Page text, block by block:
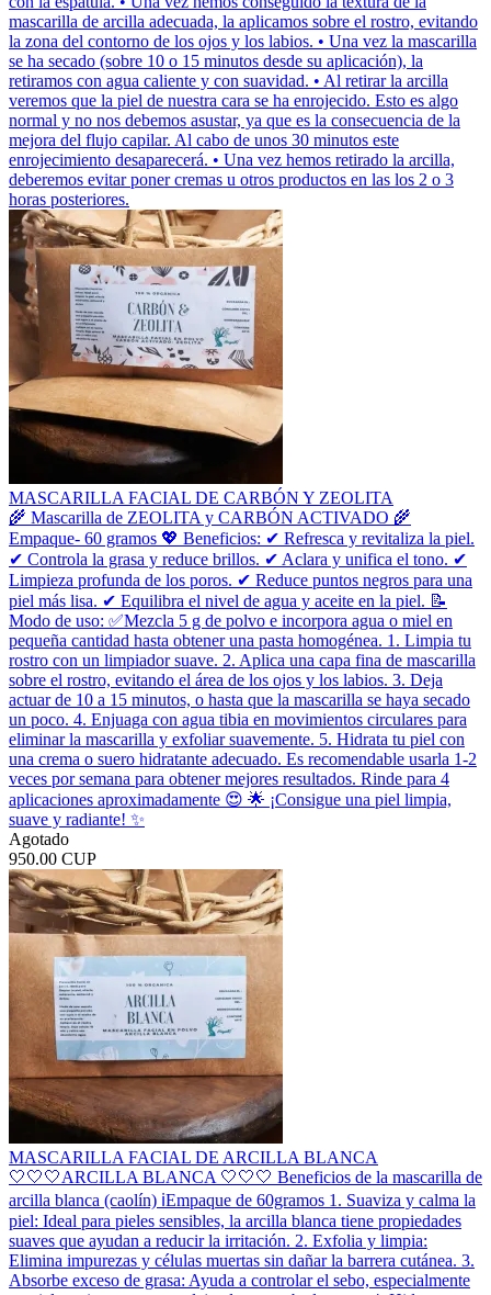
mascarilla de arcilla adecuada, la aplicamos sobre el rostro, evitando
la zona del contorno de los ojos y los labios. • Una vez la mascarilla
se ha secado (sobre 10 o 15 minutos desde su aplicación), la
retiramos con agua caliente y con suavidad. • Al retirar la arcilla
veremos que la piel de nuestra cara se ha enrojecido. Esto es algo
normal y no nos debemos asustar, ya que es la consecuencia de la
mejora del flujo capilar. Al cabo de unos 30 minutos este
enrojecimiento desaparecerá. • Una vez hemos retirado la arcilla,
deberemos evitar poner cremas u otros productos en las los 2 o 3
horas posteriores.
MASCARILLA FACIAL DE CARBÓN Y ZEOLITA
🌾 Mascarilla de ZEOLITA y CARBÓN ACTIVADO 🌾
Empaque- 60 gramos 💖 Beneficios: ✔ Refresca y revitaliza la piel.
✔ Controla la grasa y reduce brillos. ✔ Aclara y unifica el tono. ✔
Limpieza profunda de los poros. ✔ Reduce puntos negros para una
piel más lisa. ✔ Equilibra el nivel de agua y aceite en la piel. 📝
Modo de uso: ✅️Mezcla 5 g de polvo e incorpora agua o miel en
pequeña cantidad hasta obtener una pasta homogénea. 1. Limpia tu
rostro con un limpiador suave. 2. Aplica una capa fina de mascarilla
sobre el rostro, evitando el área de los ojos y los labios. 3. Deja
actuar de 10 a 15 minutos, o hasta que la mascarilla se haya secado
un poco. 4. Enjuaga con agua tibia en movimientos circulares para
eliminar la mascarilla y exfoliar suavemente. 5. Hidrata tu piel con
una crema o suero hidratante adecuado. Es recomendable usarla 1-2
veces por semana para obtener mejores resultados. Rinde para 4
aplicaciones aproximadamente 😍 🌟 ¡Consigue una piel limpia,
suave y radiante! ✨
Agotado
950.00 CUP
MASCARILLA FACIAL DE ARCILLA BLANCA
🤍🤍🤍ARCILLA BLANCA 🤍🤍🤍 Beneficios de la mascarilla de
arcilla blanca (caolín) ℹ️Empaque de 60gramos 1. Suaviza y calma la
piel: Ideal para pieles sensibles, la arcilla blanca tiene propiedades
suaves que ayudan a reducir la irritación. 2. Exfolia y limpia:
Elimina impurezas y células muertas sin dañar la barrera cutánea. 3.
Absorbe exceso de grasa: Ayuda a controlar el sebo, especialmente